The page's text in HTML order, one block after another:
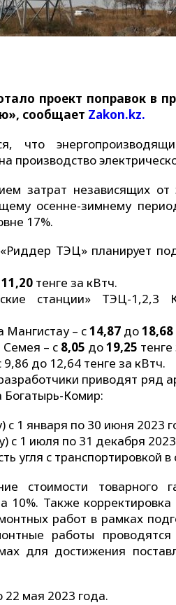
проект поправок в
сообщает Zakon.kz.
что
производство
затрат независящих
осенне-зимнему
17%.
ТЭЦ» планирует
11,20 тенге за кВтч.
станции» ТЭЦ-
– с14,87 до18,68
– с 8,05 до19,25
до 12,64 тенге за кВтч.
приводят ряд
Богатырь-Комир:
с 1 января по 30 июня 2023
с 1 июля по 31 декабря
угля с транспортировкой
стоимости
10%. Также
работ в рамках
работы
для достижения
мая 2023 года.